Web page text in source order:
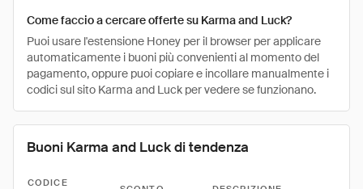
Come faccio a cercare offerte su Karma and Luck?
Puoi usare l'estensione Honey per il browser per applicare
automaticamente i buoni più convenienti al momento del
pagamento, oppure puoi copiare e incollare manualmente i
codici sul sito Karma and Luck per vedere se funzionano.
Buoni Karma and Luck di tendenza
CODICE